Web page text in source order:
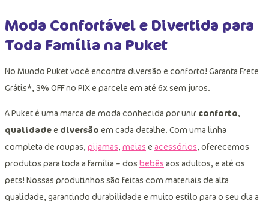
Moda Confortável e Divertida para
Toda Família na Puket
No Mundo Puket você encontra diversão e conforto! Garanta Frete
Grátis*, 3% OFF no PIX e parcele em até 6x sem juros.
A Puket é uma marca de moda conhecida por unir conforto,
qualidadee diversão em cada detalhe. Com uma linha
completa de roupas, pijamas, meias e acessórios, oferecemos
produtos para toda a família – dos bebês aos adultos, e até os
pets! Nossas produtinhos são feitas com materiais de alta
qualidade, garantindo durabilidade e muito estilo para o seu dia a